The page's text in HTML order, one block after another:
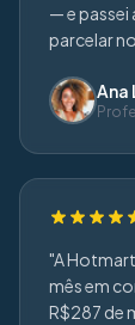
— e passei
parcelar
Ana
"A
mês em
R$287 de